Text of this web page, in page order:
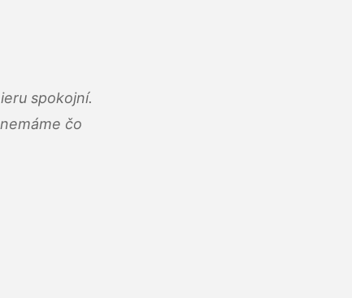
spokojní.
čo